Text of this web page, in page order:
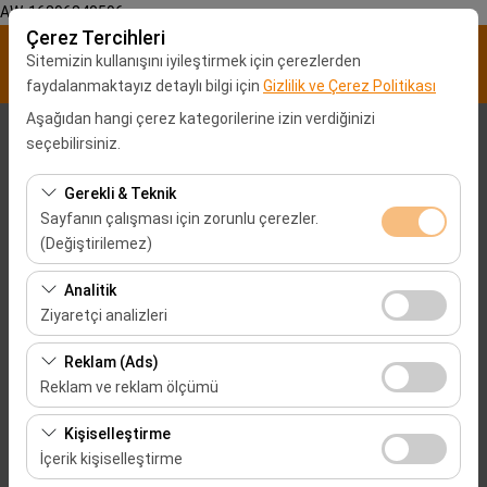
AW-16896840596
Çerez Tercihleri
Sitemizin kullanışını iyileştirmek için çerezlerden
faydalanmaktayız detaylı bilgi için Gizlilik ve Çerez Politikası
Aşağıdan hangi çerez kategorilerine izin verdiğinizi
seçebilirsiniz.
Gerekli & Teknik
Sayfanın çalışması için zorunlu çerezler.
(Değiştirilemez)
Bu çerezler sitenin doğru şekilde çalışması, güvenlik,
oturum yönetimi ve temel işlevler için gereklidir. Devre
dışı bırakılamaz.
Analitik
Ziyaretçi analizleri
Bu çerezler, sitemizin nasıl kullanıldığını (ziyaretçi sayısı,
en çok ziyaret edilen sayfalar, kullanıcı davranışları)
analiz etmemizi sağlar. Bu veriler, web sitesi
performansını ölçmek ve kullanıcı deneyimini sürekli
iyileştirmek için kullanılır.
Reklam (Ads)
Reklam ve reklam ölçümü
Bu çerezler, size ilgi alanlarınıza uygun kişiselleştirilmiş
reklamlar göstermemize ve reklam kampanyalarımızın
etkinliğini (gösterim sayısı, tıklama oranı) ölçmemize
Kişiselleştirme
İçerik kişiselleştirme
Alış Lokasyonu
Malatya Şehir merkezi
Aracı farklı bir lokasyona bırakacağım
Denizli Havalimanı-DNZ
Alış Tarih & Saat
09:00
Bırakış Tarih & Saat